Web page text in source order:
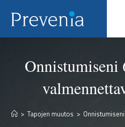
Onnistumiseni
> Tapojen muutos >